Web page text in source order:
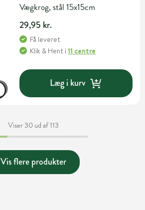
Vægkrog, stål 15x15cm
29,95 kr.
Få leveret
Klik & Hent i11 centre
Læg i kurv
Viser 30 ud af 113
Vis flere produkter